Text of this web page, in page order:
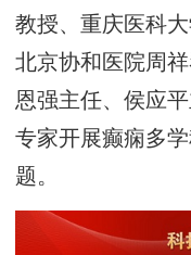
教授、重庆医科
北京协和医院周
恩强主任、侯应
专家开展癫痫多
题。